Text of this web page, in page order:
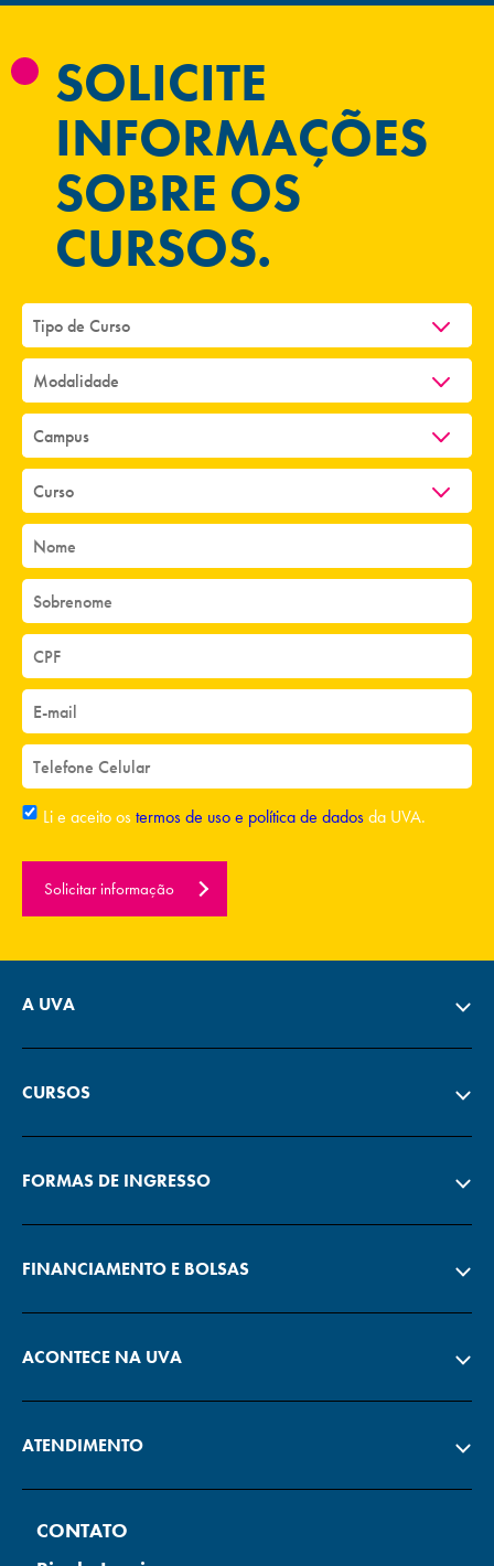
SOLICITE
INFORMAÇÕES
SOBRE OS
CURSOS.
Li e aceito ostermos de uso e política de dadosda UVA.
Solicitar informação
A UVA
CURSOS
FORMAS DE INGRESSO
FINANCIAMENTO E BOLSAS
ACONTECE NA UVA
ATENDIMENTO
CONTATO